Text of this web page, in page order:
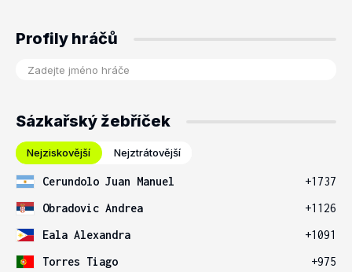
Profily hráčů
Sázkařský žebříček
Nejziskovější Nejztrátovější
Cerundolo Juan Manuel
+1737
Obradovic Andrea
+1126
Eala Alexandra
+1091
Torres Tiago
+975